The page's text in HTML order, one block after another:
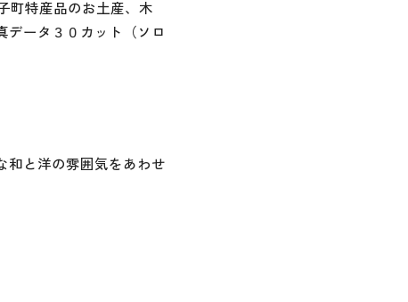
町特産品のお土産、木
データ３０カット（ソロ
和と洋の雰囲気をあわせ